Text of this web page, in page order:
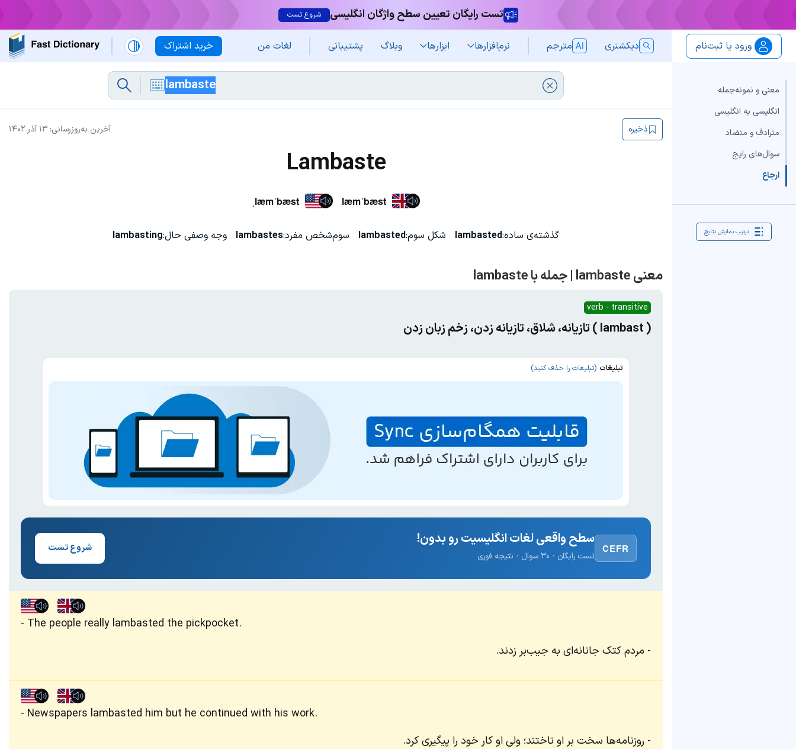
تست رایگان تعیین سطح واژگان انگلیسی شروع تست
خرید اشتراک ورود یا ثبت‌نام دیکشنری مترجم نرم‌افزار‌ها ابزارها وبلاگ پشتیبانی لغات من
معنی و نمونه‌جمله
انگلیسی به انگلیسی
مترادف و متضاد
سوال‌های رایج
ارجاع
ترتیب نمایش نتایج
آخرین به‌روزرسانی: ۱۳ آذر ۱۴۰۲ ذخیره
Lambaste
ˌlæmˈbæst læmˈbæst
گذشته‌ی ساده:lambasted شکل سوم:lambasted سوم‌شخص مفرد:lambastes وجه وصفی حال:lambasting
معنی lambaste | جمله با lambaste
verb - transitive
( lambast ) تازیانه، شلاق، تازیانه زدن، زخم زبان زدن
تبلیغات (تبلیغات را حذف کنید)
CEFR
سطح واقعی لغات انگلیسیت رو بدون!
تست رایگان · ۳۰ سوال · نتیجه فوری
شروع تست
The people really lambasted the pickpocket.
مردم کتک جانانه‌ای به جیب‌بر زدند.
Newspapers lambasted him but he continued with his work.
روزنامه‌ها سخت بر او تاختند؛ ولی او کار خود را پیگیری کرد.